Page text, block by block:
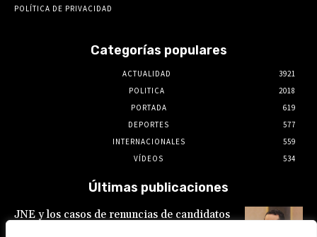
POLÍTICA DE PRIVACIDAD
Categorías populares
ACTUALIDAD
3921
POLITICA
2018
PORTADA
619
DEPORTES
577
INTERNACIONALES
559
VÍDEOS
534
Últimas publicaciones
JNE y los casos de renuncias de candidatos